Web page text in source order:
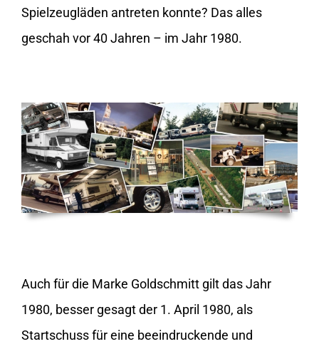
Spielzeugläden antreten konnte? Das alles
geschah vor 40 Jahren – im Jahr 1980.
Auch für die Marke Goldschmitt gilt das Jahr
1980, besser gesagt der 1. April 1980, als
Startschuss für eine beeindruckende und